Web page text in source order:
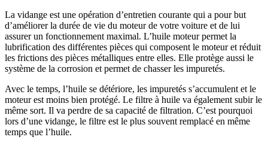
La vidange est une opération d’entretien courante qui a pour but
d’améliorer la durée de vie du moteur de votre voiture et de lui
assurer un fonctionnement maximal. L’huile moteur permet la
lubrification des différentes pièces qui composent le moteur et réduit
les frictions des pièces métalliques entre elles. Elle protège aussi le
système de la corrosion et permet de chasser les impuretés.
Avec le temps, l’huile se détériore, les impuretés s’accumulent et le
moteur est moins bien protégé. Le filtre à huile va également subir le
même sort. Il va perdre de sa capacité de filtration. C’est pourquoi
lors d’une vidange, le filtre est le plus souvent remplacé en même
temps que l’huile.